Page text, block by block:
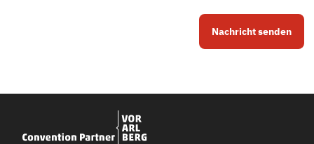
Nachricht senden